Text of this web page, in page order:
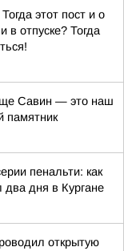
этот пост и о
отпуске? Тогда
Савин — это наш
памятник
пенальти: как
дня в Кургане
открытую